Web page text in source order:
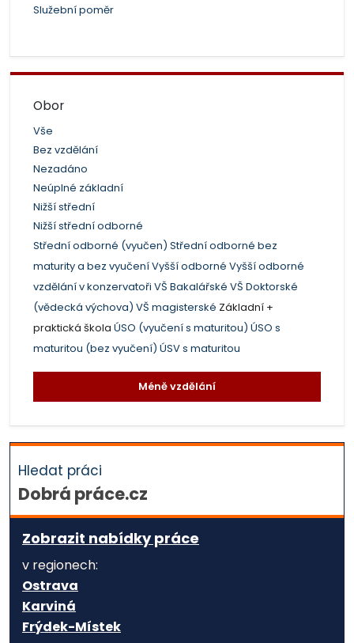
Služební poměr
Obor
Vše
Bez vzdělání
Nezadáno
Neúplné základní
Nižší střední
Nižší střední odborné
Střední odborné (vyučen) Střední odborné bez
maturity a bez vyučeníVyšší odborné Vyšší odborné
vzdělání v konzervatoři VŠ Bakalářské VŠ Doktorské
(vědecká výchova) VŠ magisterské Základní +
praktická škola ÚSO (vyučení s maturitou) ÚSO s
maturitou (bez vyučení) ÚSV s maturitou
Méně vzdělání
Hledat práci
Dobrá práce.cz
Zobrazit nabídky práce
v regionech:
Ostrava
Karviná
Frýdek-Místek